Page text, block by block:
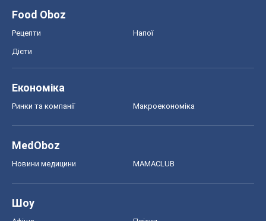
Food Oboz
Рецепти Напої
Дієти
Економіка
Ринки та компанії Макроекономіка
MedOboz
Новини медицини MAMACLUB
Шоу